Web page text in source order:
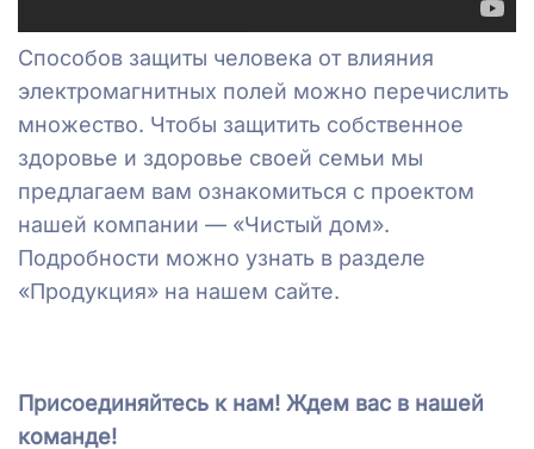
Способов защиты человека от влияния
электромагнитных полей можно перечислить
множество. Чтобы защитить собственное
здоровье и здоровье своей семьи мы
предлагаем вам ознакомиться с проектом
нашей компании — «Чистый дом».
Подробности можно узнать в разделе
«Продукция» на нашем сайте.
Присоединяйтесь к нам! Ждем вас в нашей
команде!